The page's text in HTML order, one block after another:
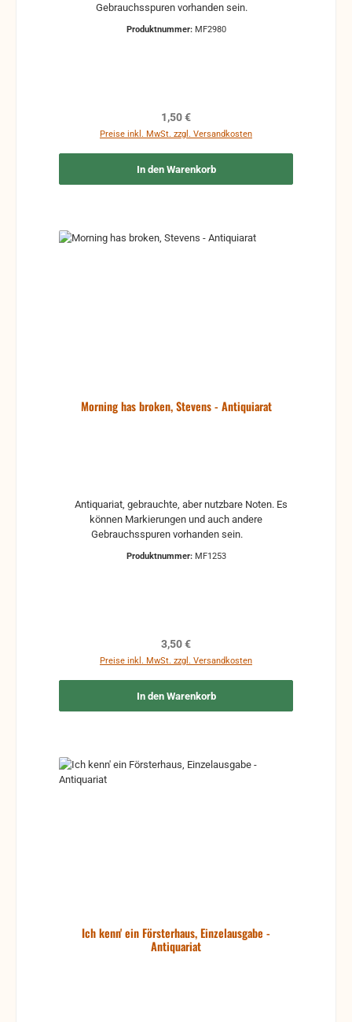
Produktnummer: MF2980
Regulärer Preis:
1,50 €
Preise inkl. MwSt. zzgl. Versandkosten
In den Warenkorb
Morning has broken, Stevens - Antiquiarat
können Markierungen und auch andere
Produktnummer: MF1253
Regulärer Preis:
3,50 €
Preise inkl. MwSt. zzgl. Versandkosten
In den Warenkorb
Ich kenn' ein Försterhaus, Einzelausgabe -
Antiquariat